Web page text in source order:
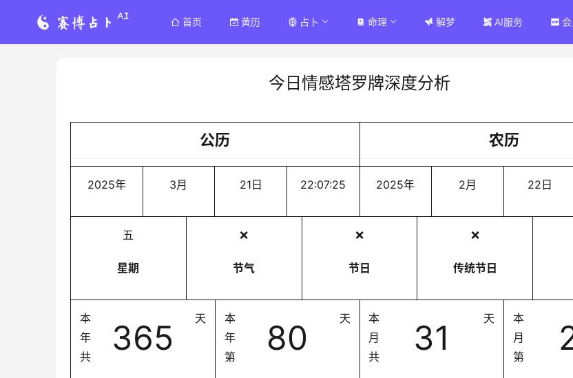
首页 黄历 占卜 命理 解梦 AI服务 会
今日情感塔罗牌深度分析
公历
2025年 3月 21日 22:07:25
农历
2025年 2月 22日
五
星期
❌
节气
❌
节日
❌
传统节日
本
年
共
365 天
本
年
第
80 天
本
月
共
31 天
本
月
第